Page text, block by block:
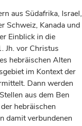
aus Südafrika, Israel,
Schweiz, Kanada und
Einblick in die
Jh. vor Christus
hebräischen Alten
im Kontext der
Dann werden
aus dem Ben
hebräischen
damit verbundenen